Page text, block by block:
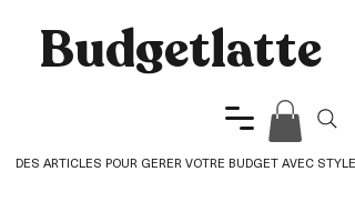
Budgetlatte​
DES ARTICLES POUR GERER VOTRE BUDGET AVEC STYLE